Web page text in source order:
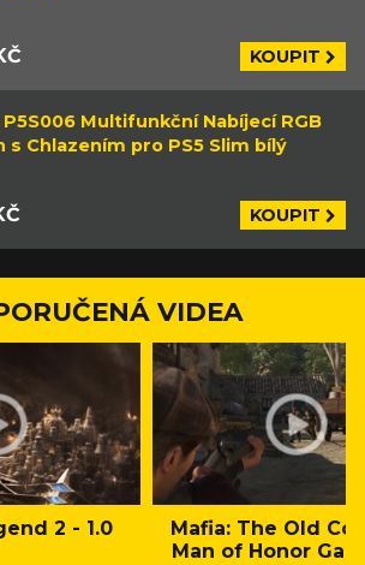
KOUPIT
P5S006 Multifunkční Nabíjecí RGB
s Chlazením pro PS5 Slim bílý
KOUPIT
VIDEA
2 - 1.0
Mafia: The Old
Man of Honor